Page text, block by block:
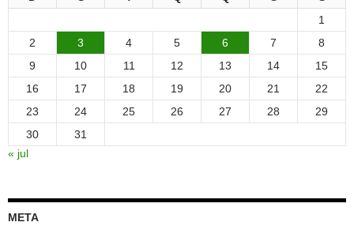
1
2
3 4 5 6 7
8
9
10 11 12 13 14
15
16
17 18 19 20 21
22
23
24 25 26 27 28
29
30
31
« jul
META